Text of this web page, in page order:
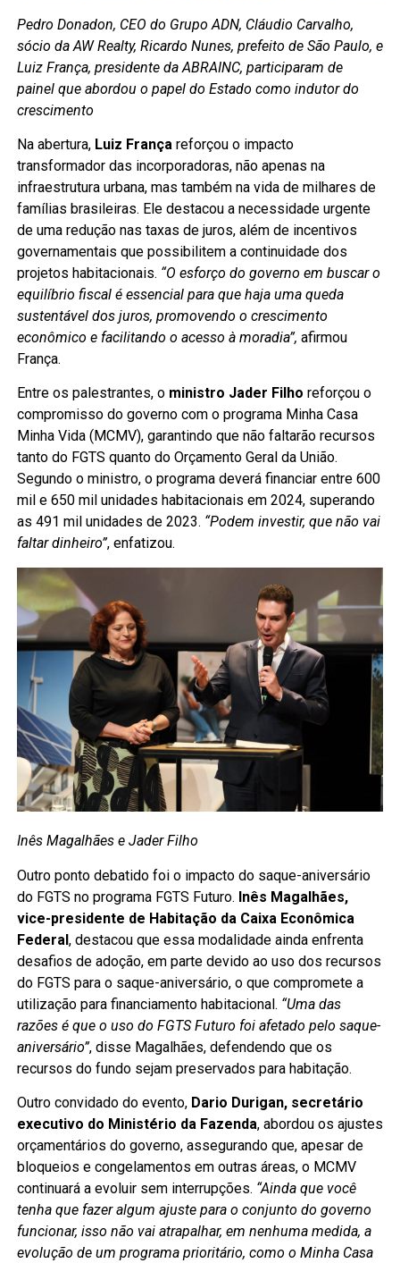
Pedro Donadon, CEO do Grupo ADN, Cláudio Carvalho,
sócio da AW Realty, Ricardo Nunes, prefeito de São Paulo, e
Luiz França, presidente da ABRAINC, participaram de
painel que abordou o papel do Estado como indutor do
crescimento
Na abertura,Luiz Françareforçou o impacto
transformador das incorporadoras, não apenas na
infraestrutura urbana, mas também na vida de milhares de
famílias brasileiras. Ele destacou a necessidade urgente
de uma redução nas taxas de juros, além de incentivos
governamentais que possibilitem a continuidade dos
projetos habitacionais. “O esforço do governo em buscar o
equilíbrio fiscal é essencial para que haja uma queda
sustentável dos juros, promovendo o crescimento
econômico e facilitando o acesso à moradia”, afirmou
França.
Entre os palestrantes, o ministro Jader Filho reforçou o
compromisso do governo com o programa Minha Casa
Minha Vida (MCMV), garantindo que não faltarão recursos
tanto do FGTS quanto do Orçamento Geral da União.
Segundo o ministro, o programa deverá financiar entre 600
mil e 650 mil unidades habitacionais em 2024, superando
as 491 mil unidades de 2023. “Podem investir, que não vai
faltar dinheiro”, enfatizou.
Inês Magalhães e Jader Filho
Outro ponto debatido foi o impacto do saque-aniversário
do FGTS no programa FGTS Futuro. Inês Magalhães,
vice-presidente de Habitação da Caixa Econômica
Federal, destacou que essa modalidade ainda enfrenta
desafios de adoção, em parte devido ao uso dos recursos
do FGTS para o saque-aniversário, o que compromete a
utilização para financiamento habitacional. “Uma das
razões é que o uso do FGTS Futuro foi afetado pelo saque-
aniversário”, disse Magalhães, defendendo que os
recursos do fundo sejam preservados para habitação.
Outro convidado do evento, Dario Durigan, secretário
executivo do Ministério da Fazenda, abordou os ajustes
orçamentários do governo, assegurando que, apesar de
bloqueios e congelamentos em outras áreas, o MCMV
continuará a evoluir sem interrupções. “Ainda que você
tenha que fazer algum ajuste para o conjunto do governo
funcionar, isso não vai atrapalhar, em nenhuma medida, a
evolução de um programa prioritário, como o Minha Casa